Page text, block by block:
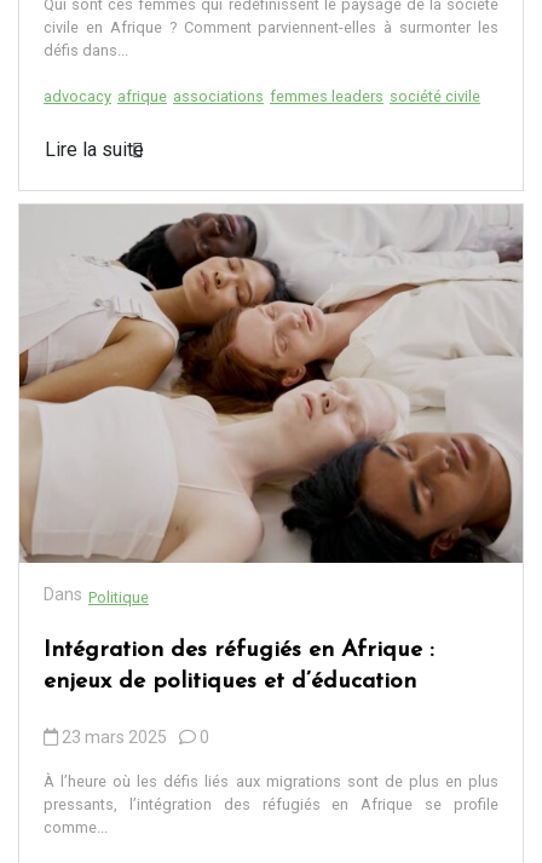
Qui sont ces femmes qui redéfinissent le paysage de la société
civile en Afrique ? Comment parviennent-elles à surmonter les
défis dans...
advocacy afrique associations femmes leaders société civile
Lire la suite
Dans Politique
Intégration des réfugiés en Afrique :
enjeux de politiques et d’éducation
23 mars 2025 0
À l’heure où les défis liés aux migrations sont de plus en plus
pressants, l’intégration des réfugiés en Afrique se profile
comme...